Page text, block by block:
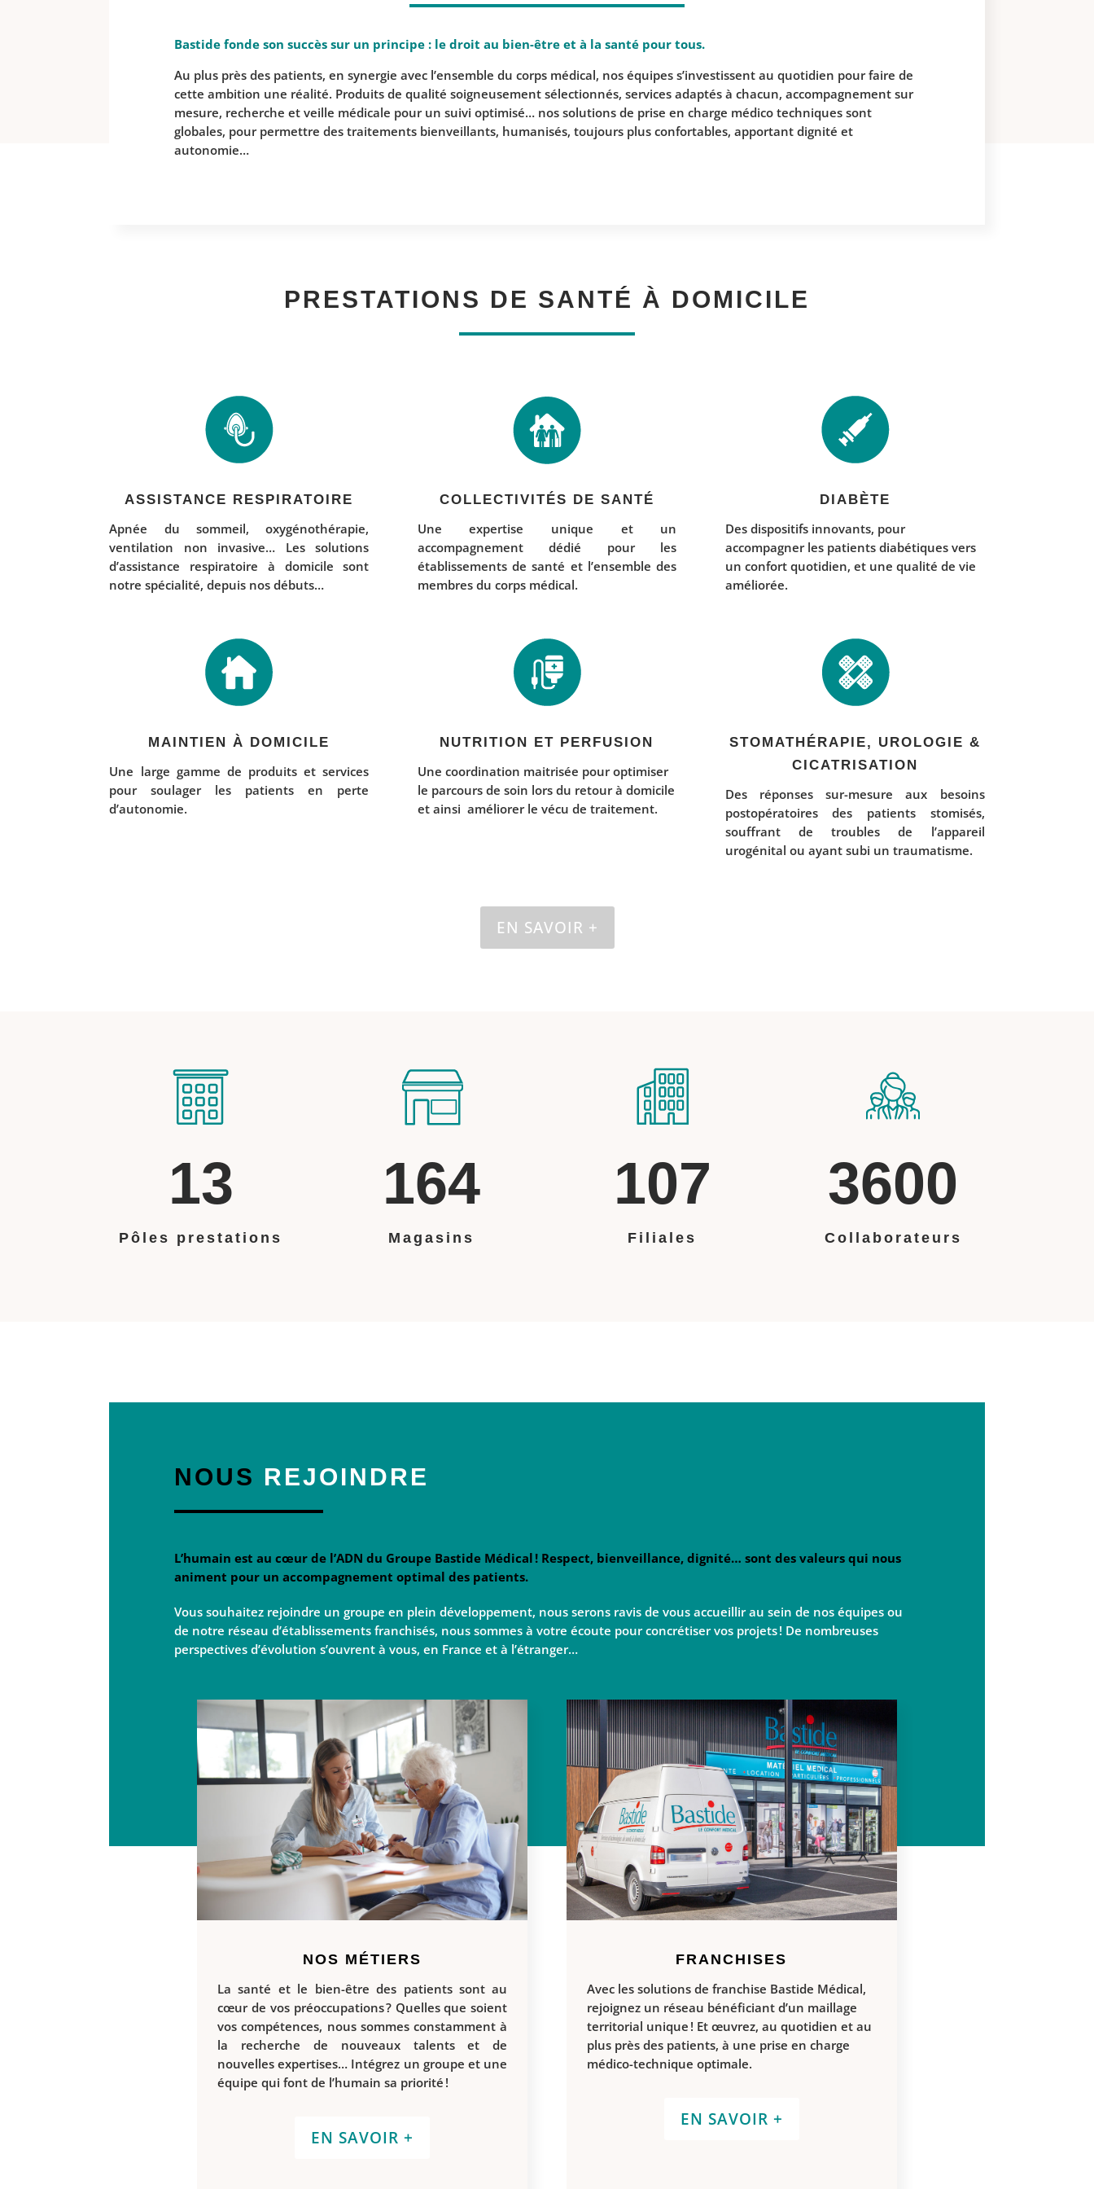
Bastide fonde son succès sur un principe : le droit au bien-être et à la santé pour tous.
Au plus près des patients, en synergie avec l’ensemble du corps médical, nos équipes s’investissent au quotidien pour faire de
cette ambition une réalité. Produits de qualité soigneusement sélectionnés, services adaptés à chacun, accompagnement sur
mesure, recherche et veille médicale pour un suivi optimisé… nos solutions de prise en charge médico techniques sont
globales, pour permettre des traitements bienveillants, humanisés, toujours plus confortables, apportant dignité et
autonomie…
PRESTATIONS DE SANTÉ À DOMICILE
ASSISTANCE RESPIRATOIRE
Apnée du sommeil, oxygénothérapie,
ventilation non invasive… Les solutions
d’assistance respiratoire à domicile sont
notre spécialité, depuis nos débuts…
COLLECTIVITÉS DE SANTÉ
Une expertise unique et un
accompagnement dédié pour les
établissements de santé et l’ensemble des
membres du corps médical.
DIABÈTE
Des dispositifs innovants, pour
accompagner les patients diabétiques vers
un confort quotidien, et une qualité de vie
améliorée.
MAINTIEN À DOMICILE
Une large gamme de produits et services
pour soulager les patients en perte
d’autonomie.
NUTRITION ET PERFUSION
Une coordination maitrisée pour optimiser
le parcours de soin lors du retour à domicile
et ainsi améliorer le vécu de traitement.
STOMATHÉRAPIE, UROLOGIE &
CICATRISATION
Des réponses sur-mesure aux besoins
postopératoires des patients stomisés,
souffrant de troubles de l’appareil
urogénital ou ayant subi un traumatisme.
EN SAVOIR +
13
Pôles prestations
164
Magasins
107
Filiales
3600
Collaborateurs
NOUS REJOINDRE
L’humain est au cœur de l’ADN du Groupe Bastide Médical ! Respect, bienveillance, dignité… sont des valeurs qui nous
animent pour un accompagnement optimal des patients.
Vous souhaitez rejoindre un groupe en plein développement, nous serons ravis de vous accueillir au sein de nos équipes ou
de notre réseau d’établissements franchisés, nous sommes à votre écoute pour concrétiser vos projets ! De nombreuses
perspectives d’évolution s’ouvrent à vous, en France et à l’étranger…
NOS MÉTIERS
La santé et le bien-être des patients sont au
cœur de vos préoccupations ? Quelles que soient
vos compétences, nous sommes constamment à
la recherche de nouveaux talents et de
nouvelles expertises… Intégrez un groupe et une
équipe qui font de l’humain sa priorité !
EN SAVOIR +
FRANCHISES
Avec les solutions de franchise Bastide Médical,
rejoignez un réseau bénéficiant d’un maillage
territorial unique ! Et œuvrez, au quotidien et au
plus près des patients, à une prise en charge
médico-technique optimale.
EN SAVOIR +